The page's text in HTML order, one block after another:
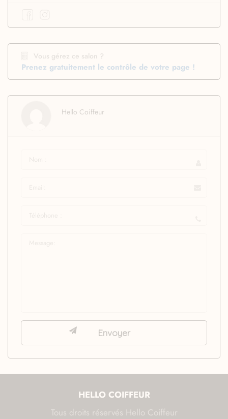
Vous gérez ce salon ?
Prenez gratuitement le contrôle de votre page !
Hello Coiffeur
HELLO COIFFEUR
Tous droits réservés Hello Coiffeur